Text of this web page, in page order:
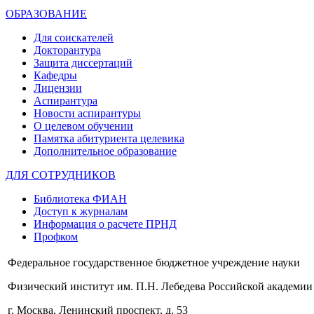
ОБРАЗОВАНИЕ
Для соискателей
Докторантура
Защита диссертаций
Кафедры
Лицензии
Аспирантура
Новости аспирантуры
О целевом обучении
Памятка абитуриента целевика
Дополнительное образование
ДЛЯ СОТРУДНИКОВ
Библиотека ФИАН
Доступ к журналам
Информация о расчете ПРНД
Профком
Федеральное государственное бюджетное учреждение науки
Физический институт им. П.Н. Лебедева Российской академии
г. Москва, Ленинский проспект, д. 53